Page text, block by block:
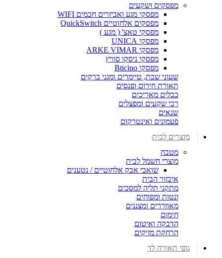
מפסקים ושקעים
מפסקי מגע ואביזרים חכמים WIFI
מפסקים אלחוטיים QuickSwitch
מפסקי טאצ' ( מגע )
מפסקי UNICA
מפסקי ARKE VIMAR
מפסקי ניסקו סוויץ
מפסקי Bticino
שעוני שבת, טיימרים ומגני ברקים
תאורת חירום ופנסים
כבלים מאריכים
רבי שקעים ומפצלים
שנאים
פעמונים ואינטרקום
מוצרים לבית
מטבח
מוצרי חשמל לבית
שואבי אבק אלחוטיים / נטענים
איבזור הבית
מתקני תליה למסכים
ונטות ומפוחים
מאווררים ומצננים
חימום
הדבקה ואיטום
הרחקת מזיקים
גופי תאורה לד